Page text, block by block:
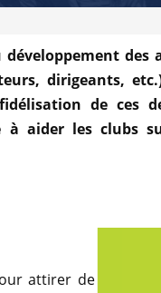
des
dirigeants,
de ces
à aider les
attirer de